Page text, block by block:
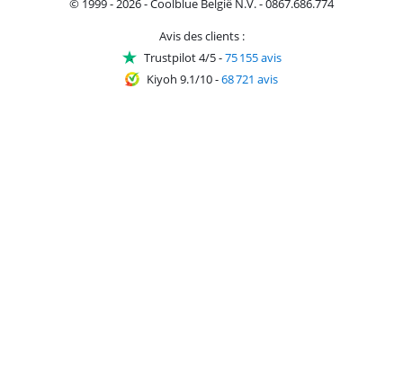
© 1999 - 2026 - Coolblue België N.V. - 0867.686.774
Avis des clients :
Trustpilot 4/5-75 155 avis
Kiyoh 9.1/10-68 721 avis